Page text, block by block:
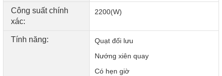
Công suất chính
xác:
2200(W)
Tính năng:
Quạt đối lưu
Nướng xiên quay
Có hẹn giờ